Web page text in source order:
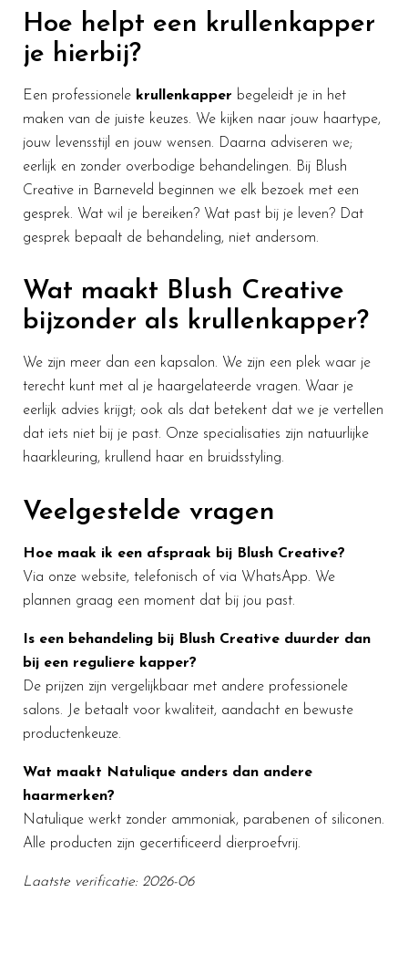
Hoe helpt een krullenkapper
je hierbij?
Een professionele krullenkapper begeleidt je in het
maken van de juiste keuzes. We kijken naar jouw haartype,
jouw levensstijl en jouw wensen. Daarna adviseren we;
eerlijk en zonder overbodige behandelingen. Bij Blush
Creative in Barneveld beginnen we elk bezoek met een
gesprek. Wat wil je bereiken? Wat past bij je leven? Dat
gesprek bepaalt de behandeling, niet andersom.
Wat maakt Blush Creative
bijzonder als krullenkapper?
We zijn meer dan een kapsalon. We zijn een plek waar je
terecht kunt met al je haargelateerde vragen. Waar je
eerlijk advies krijgt; ook als dat betekent dat we je vertellen
dat iets niet bij je past. Onze specialisaties zijn natuurlijke
haarkleuring, krullend haar en bruidsstyling.
Veelgestelde vragen
Hoe maak ik een afspraak bij Blush Creative?
Via onze website, telefonisch of via WhatsApp. We
plannen graag een moment dat bij jou past.
Is een behandeling bij Blush Creative duurder dan
bij een reguliere kapper?
De prijzen zijn vergelijkbaar met andere professionele
salons. Je betaalt voor kwaliteit, aandacht en bewuste
productenkeuze.
Wat maakt Natulique anders dan andere
haarmerken?
Natulique werkt zonder ammoniak, parabenen of siliconen.
Alle producten zijn gecertificeerd dierproefvrij.
Laatste verificatie: 2026-06